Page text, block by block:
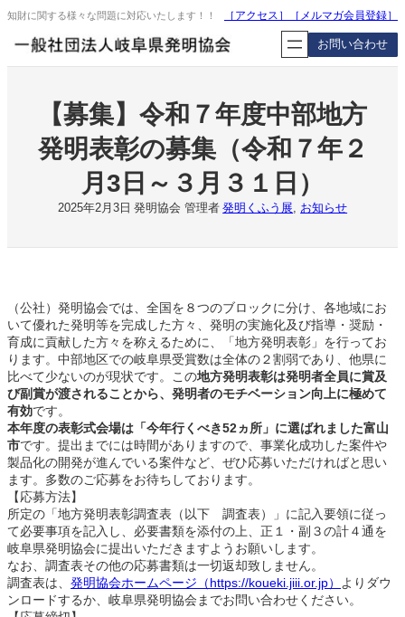
内
を
ス
知財に関する様々な問題に対応いたします！！ ［アクセス］ ［ メルマガ会員登録］
お問い合わせ
【募集】令和７年度中部地方
発明表彰の募集（令和７年２
月3日～３月３１日）
2025年2月3日 発明協会 管理者 発明くふう展, お知らせ
（公社）発明協会では、全国を８つのブロックに分け、各地域にお
いて優れた発明等を完成した方々、発明の実施化及び指導・奨励・
育成に貢献した方々を称えるために、「地方発明表彰」を行ってお
ります。中部地区での岐阜県受賞数は全体の２割弱であり、他県に
比べて少ないのが現状です。この地方発明表彰は発明者全員に賞及
び副賞が渡されることから、発明者のモチベーション向上に極めて
有効です。
本年度の表彰式会場は「今年行くべき52ヵ所」に選ばれました富山
市です。提出までには時間がありますので、事業化成功した案件や
製品化の開発が進んでいる案件など、ぜひ応募いただければと思い
ます。多数のご応募をお待ちしております。
【応募方法】
所定の「地方発明表彰調査表（以下 調査表）」に記入要領に従っ
て必要事項を記入し、必要書類を添付の上、正１・副３の計４通を
岐阜県発明協会に提出いただきますようお願いします。
なお、調査表その他の応募書類は一切返却致しません。
調査表は、 発明協会ホームページ（https://koueki.jiii.or.jp）
よりダウ
ンロードするか、岐阜県発明協会までお問い合わせください。